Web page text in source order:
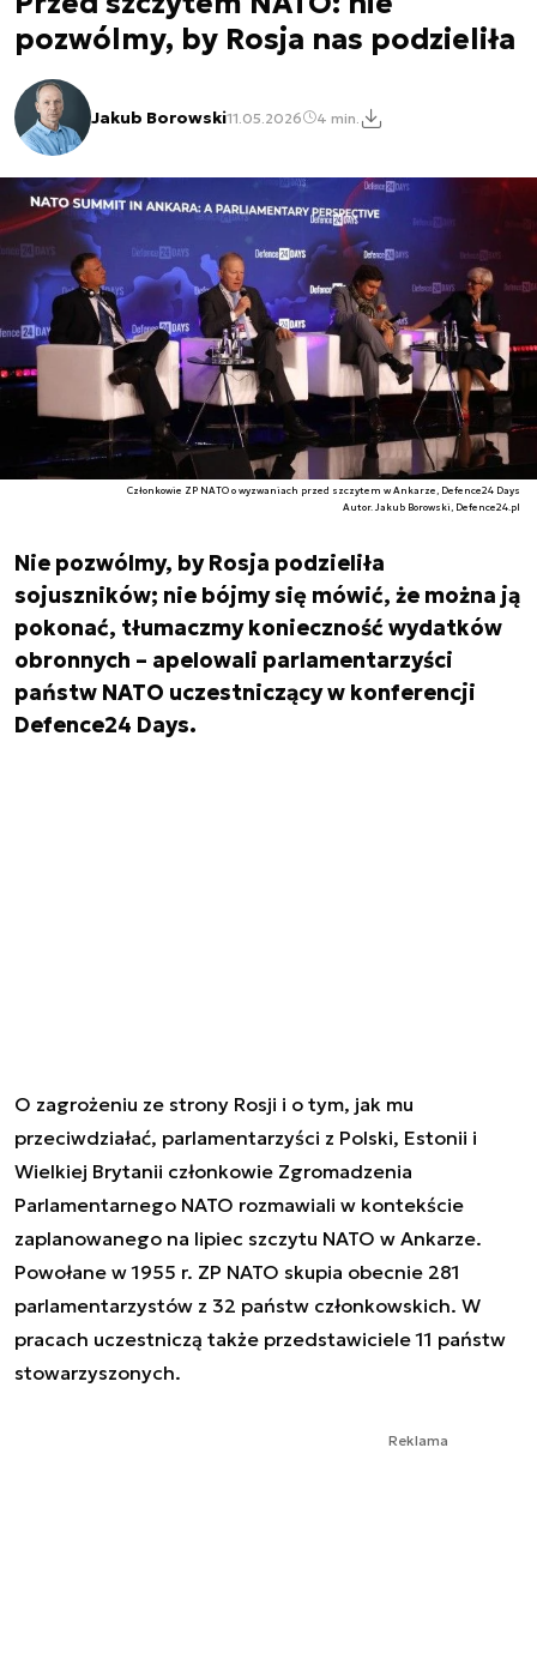
pozwólmy, by Rosja nas podzieliła
Jakub Borowski11.05.2026 4 min.
Członkowie ZP NATO o wyzwaniach przed szczytem w Ankarze, Defence24 Days
Autor. Jakub Borowski, Defence24.pl
Nie pozwólmy, by Rosja podzieliła
sojuszników; nie bójmy się mówić, że można ją
pokonać, tłumaczmy konieczność wydatków
obronnych – apelowali parlamentarzyści
państw NATO uczestniczący w konferencji
Defence24 Days.
O zagrożeniu ze strony Rosji i o tym, jak mu
przeciwdziałać, parlamentarzyści z Polski, Estonii i
Wielkiej Brytanii członkowie Zgromadzenia
Parlamentarnego NATO rozmawiali w kontekście
zaplanowanego na lipiec szczytu NATO w Ankarze.
Powołane w 1955 r. ZP NATO skupia obecnie 281
parlamentarzystów z 32 państw członkowskich. W
pracach uczestniczą także przedstawiciele 11 państw
stowarzyszonych.
Reklama